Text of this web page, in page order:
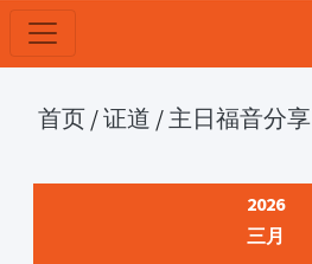
首页 /证道 / 主日福音分享
2026
三月